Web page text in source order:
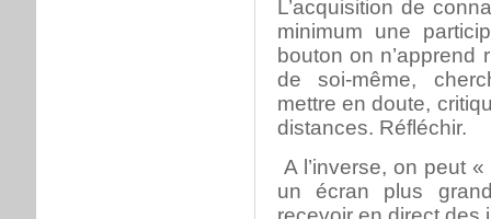
L’acquisition de
minimum une
bouton on n’apprend
de soi-même,
mettre en doute,
distances. Réfléchir.
A l’inverse, on peut
un écran plus